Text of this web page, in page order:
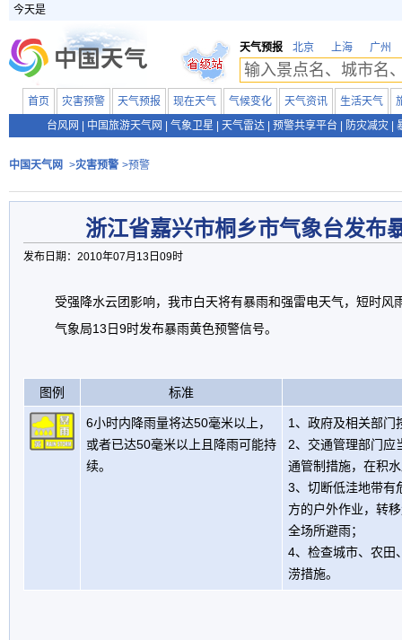
今天是
天气预报 北京 上海 广州
首页 灾害预警 天气预报 现在天气 气候变化 天气资讯 生活天气
台风网
中国旅游天气网 气象卫星 天气雷达 预警共享平台 防灾减灾
中国天气网 >灾害预警 >预警
浙江省嘉兴市桐乡市气象台发布
发布日期：2010年07月13日09时
受强降水云团影响，我市白天将有暴雨和强雷电天气，短时风
气象局13日9时发布暴雨黄色预警信号。
图例 标准
6小时内降雨量将达50毫米以上，
或者已达50毫米以上且降雨可能持
续。
1、政府及相关部门
2、交通管理部门应
通管制措施，在积
3、切断低洼地带有
方的户外作业，转
全场所避雨；
4、检查城市、农田
涝措施。